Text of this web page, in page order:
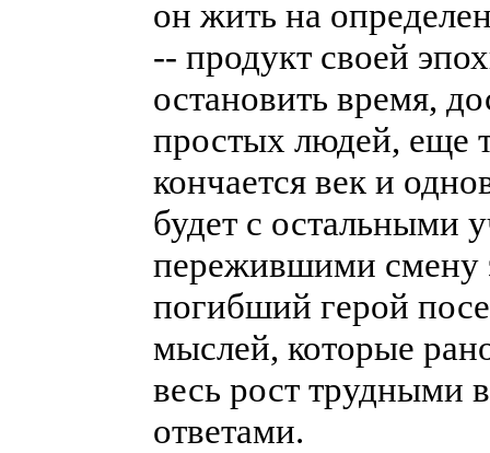
он жить на
-- продукт своей
остановить время,
простых людей, еще
кончается век и
будет с остальными
пережившими смену
погибший герой
мыслей, которые
весь рост трудными
ответами.